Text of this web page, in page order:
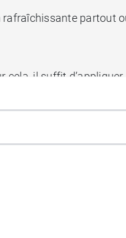
partout
il suffit d’appliquer
Découvrez les